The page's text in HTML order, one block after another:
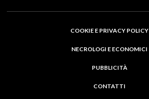
COOKIE E PRIVACY POLICY
NECROLOGI E ECONOMICI
PUBBLICITÀ
CONTATTI